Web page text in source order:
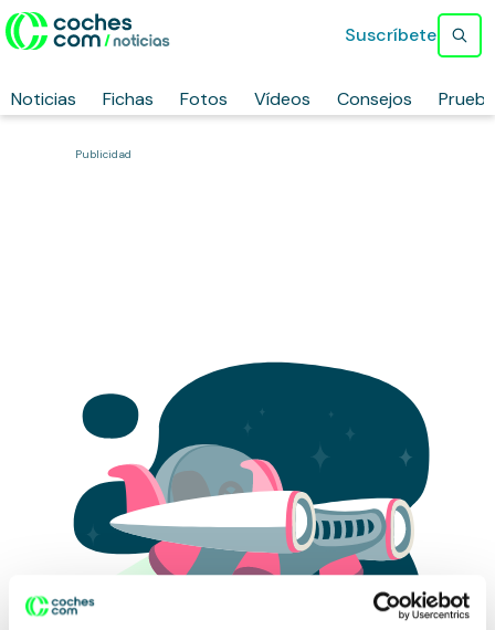
Noticias Fichas Fotos Vídeos Consejos
Suscríbete
Publicidad